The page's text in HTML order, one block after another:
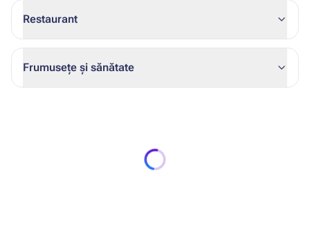
Restaurant
Frumusețe și sănătate